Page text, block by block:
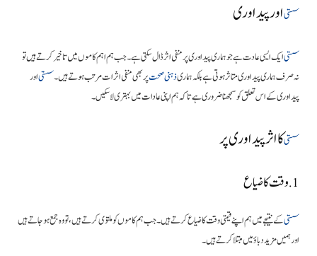
سستیاور پیداوری
سستیایک ایسی عادت ہے جو ہماری پیداوری پر منفی اثر ڈال سکتی ہے۔ جب ہم اہم کاموں میں تاخیر کرتے ہیں تو
نہ صرف ہماری پیداوری متاثر ہوتی ہے بلکہ ہماریذہنی صحتپر بھی منفی اثرات مرتب ہوتے ہیں۔سستیاور
پیداوری کے اس تعلق کو سمجھنا ضروری ہے تاکہ ہم اپنی عادات میں بہتری لا سکیں۔
سستیکا اثر پیداوری پر
1. وقت کا ضیاع
سستیکے نتیجے میں ہم اپنے قیمتی وقت کا ضیاع کرتے ہیں۔ جب ہم کاموں کو ملتوی کرتے ہیں، تو وہ جمع ہو جاتے ہیں
اور ہمیں مزید دباؤ میں مبتلا کرتے ہیں۔